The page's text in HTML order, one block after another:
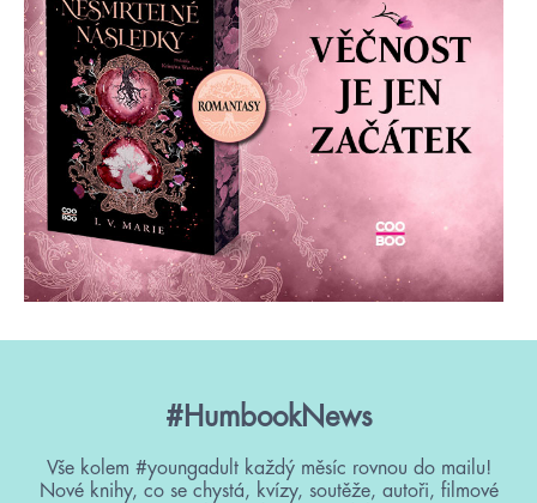
#HumbookNews
Vše kolem #youngadult každý měsíc rovnou do mailu!
Nové knihy, co se chystá, kvízy, soutěže, autoři, filmové